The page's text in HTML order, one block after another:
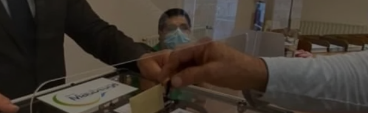
FM
5h00 - 6h00
Le Before du Réveil de Canal FM !